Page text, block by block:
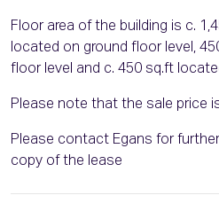
Floor area of the building is c.
located on ground floor level,
floor level and c. 450 sq.ft
Please note that the sale price
Please contact Egans for
copy of the lease